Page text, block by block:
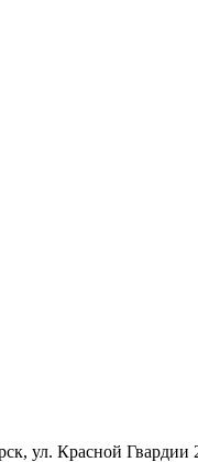
ул. Красной Гвардии